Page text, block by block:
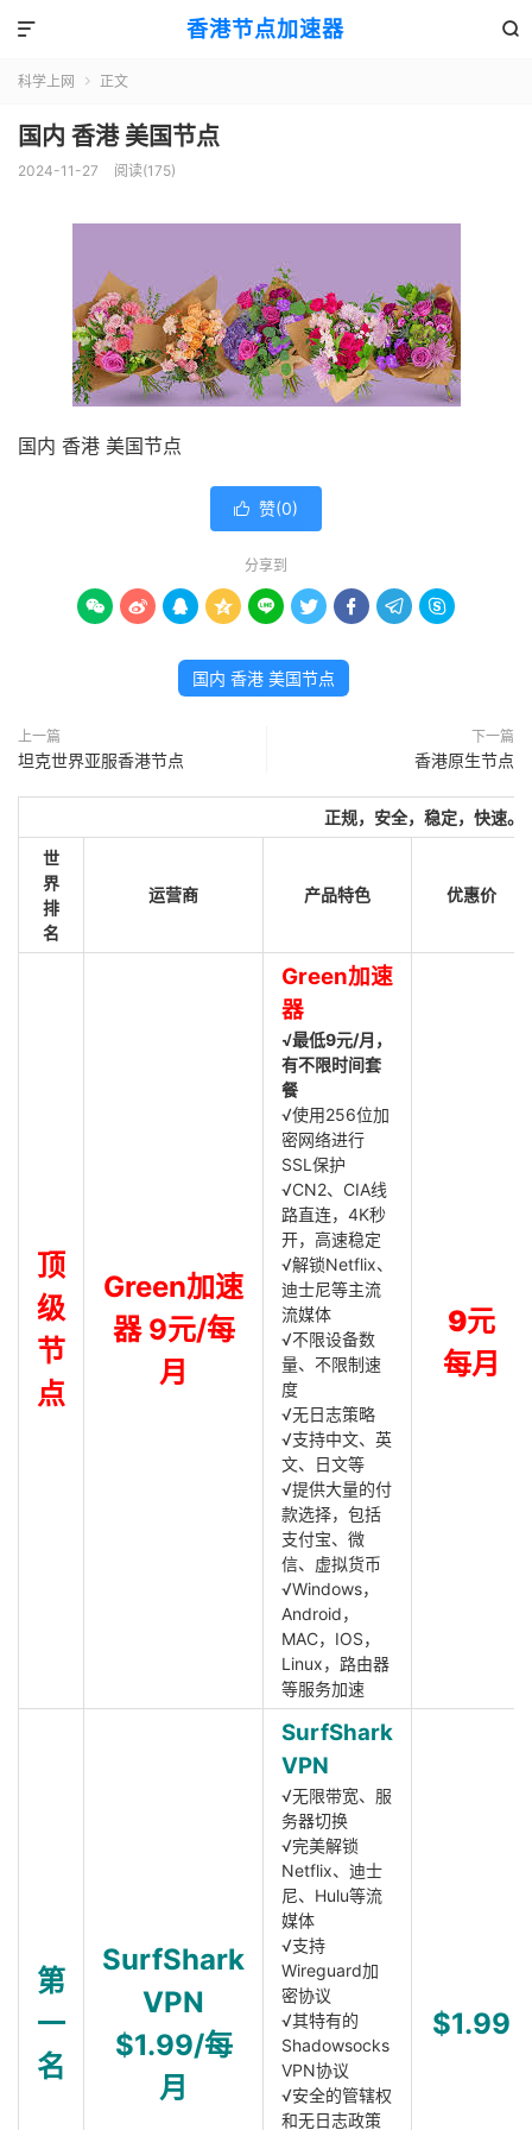
香港节点加速器 

科学上网  正文
国内 香港 美国节点
2024-11-27 阅读(175)
国内 香港 美国节点
 赞(0)
分享到
        
国内 香港 美国节点
上一篇
坦克世界亚服香港节点
下一篇
香港原生节点
正规，安全，稳定，快速。
世
界
排
名
运营商 产品特色 优惠价
顶
级
节
点
Green加速
器 9元/每
月
Green加速
器
√最低9元/月，
有不限时间套
餐
√使用256位加
密网络进行
SSL保护
√CN2、CIA线
路直连，4K秒
开，高速稳定
√解锁Netflix、
迪士尼等主流
流媒体
√不限设备数
量、不限制速
度
√无日志策略
√支持中文、英
文、日文等
√提供大量的付
款选择，包括
支付宝、微
信、虚拟货币
√Windows，
Android，
MAC，IOS，
Linux，路由器
等服务加速
9元
每月
第
一
名
SurfShark
VPN
$1.99/每
月
SurfShark
VPN
√无限带宽、服
务器切换
√完美解锁
Netflix、迪士
尼、Hulu等流
媒体
√支持
Wireguard加
密协议
√其特有的
Shadowsocks
VPN协议
√安全的管辖权
和无日志政策
$1.99